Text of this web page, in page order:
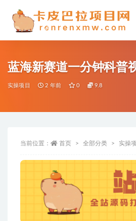
蓝海新赛道一分钟科普
实操项目 2 年前 0 9.8
当前位置： 首页 全部分类 实操